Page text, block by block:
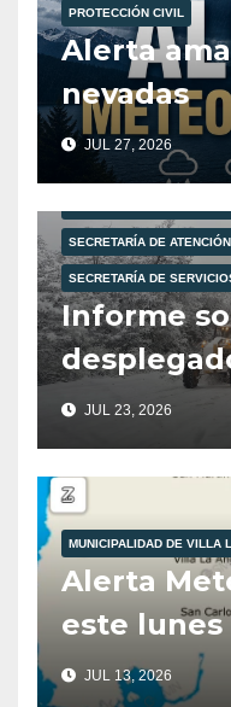
PROTECCIÓN CIVIL
Alerta
nevadas
JUL 27, 2026
SECRETARÍA DE
SECRETARÍA DE
Informe
delJUL 23, 2026
MUNICIPALIDAD DE VILLA
Alerta
este lunes
JUL 13, 2026